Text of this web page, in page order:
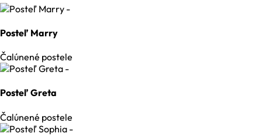
Posteľ Marry
Čalúnené postele
Posteľ Greta
Čalúnené postele